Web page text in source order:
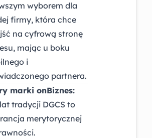
wyborem dla
firmy, która chce
na cyfrową stronę
mając u boku
i
partnera.
marki onBiznes:
tradycji DGCS to
merytorycznej